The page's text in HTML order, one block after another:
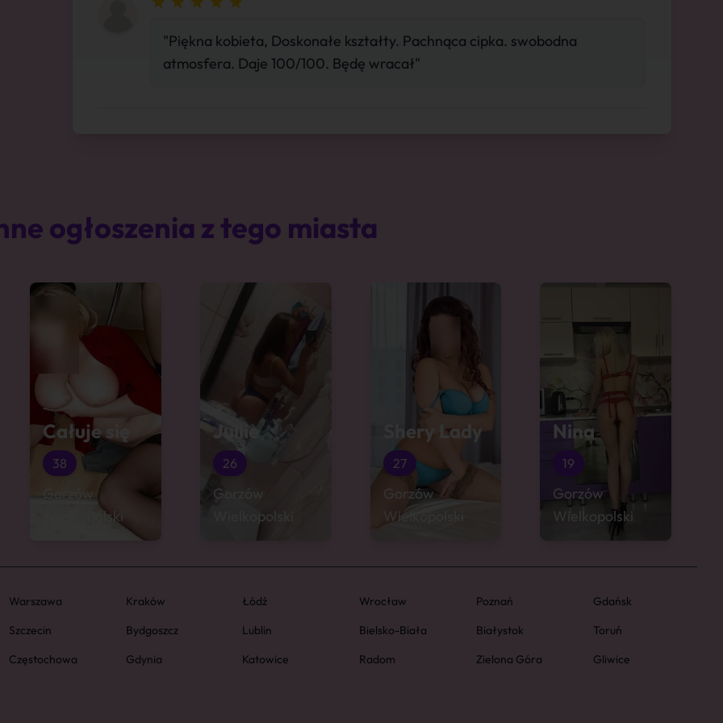
"Piękna kobieta, Doskonałe kształty. Pachnąca cipka. swobodna
atmosfera. Daje 100/100. Będę wracał"
ogłoszenia z tego miasta
Całuje się
38
Gorzów
Wielkopolski
Jullie
26
Gorzów
Wielkopolski
Shery Lady
27
Gorzów
Wielkopolski
Nina
19
Gorzów
Wielkopolski
Warszawa Kraków Łódź Wrocław Poznań
Gdańsk
Szczecin
Bydgoszcz Lublin Bielsko-Biała Białystok
Toruń
Częstochowa
Gdynia Katowice Radom Zielona Góra Gliwice